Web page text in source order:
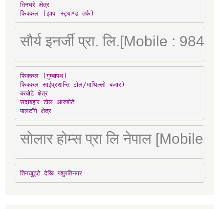
तिनघरे क्षेत्र
फिक्कल (झापा स्ट्याण्ड तर्फ)
सौर्य इनर्जी प्रा. लि.[Mobile :
फिक्कल (गुम्बापथ)
फिक्कल साईप्रशान्ति टोल/माथिल्लो बजार)
बरबोटे क्षेत्र
सदाबहार टोल आरुबोटे
पालटाँगे क्षेत्र
सोलार होम्स प्रा लि नेपाल [Mobile
तिनखुट्टे देखि पशुपतिनगर